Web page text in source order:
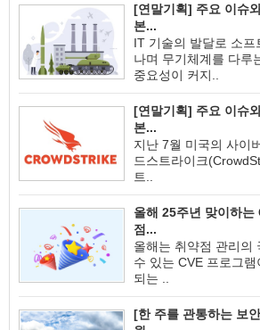
[연말기획] 주요 이슈
본...
IT 기술의 발달로 소프
나며 무기체계를 다루
중요성이 커지..
[연말기획] 주요 이슈
본...
지난 7월 미국의 사이
드스트라이크
트..
올해 25주년 맞이하는
점...
올해는 취약점 관리의
수 있는 CVE 프로그
되는 ..
[한 주를 관통하는 보